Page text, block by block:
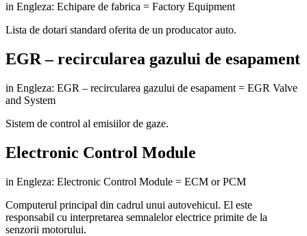
in Engleza: Echipare de fabrica = Factory Equipment
Lista de dotari standard oferita de un producator auto.
EGR – recircularea gazului de esapament
in Engleza: EGR – recircularea gazului de esapament = EGR Valve
and System
Sistem de control al emisiilor de gaze.
Electronic Control Module
in Engleza: Electronic Control Module = ECM or PCM
Computerul principal din cadrul unui autovehicul. El este
responsabil cu interpretarea semnalelor electrice primite de la
senzorii motorului.